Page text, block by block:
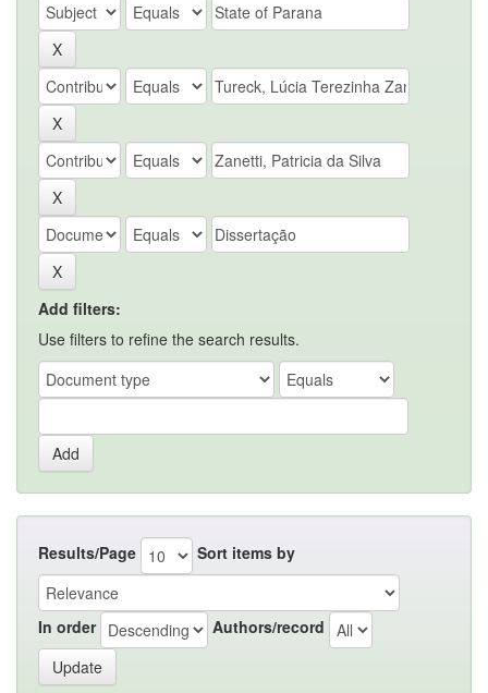
Add filters:
Use filters to refine the search results.
Results/Page Sort items by
In order Authors/record